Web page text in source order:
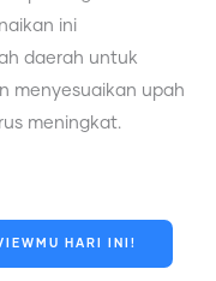
ini
daerah untuk
menyesuaikan upah
meningkat.
HARI INI!